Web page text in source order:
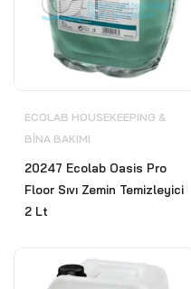
ECOLAB HOUSEKEEPING &
BİNA BAKIMI
20247 Ecolab Oasis Pro
Floor Sıvı Zemin Temizleyici
2 Lt